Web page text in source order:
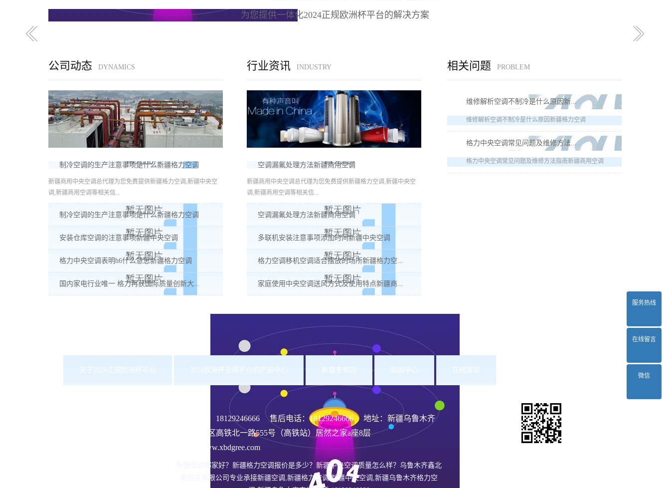
为您提供一体化2024正规欧洲杯平台的解决方案
公司动态 DYNAMICS
制冷空调的生产注意事项是什么新疆格力空调
新疆商用中央空调总代理为您免费提供新疆格力空调,新疆中央空
调,新疆商用空调等相关信...
制冷空调的生产注意事项是什么新疆格力空调
安装仓库空调的注意事项新疆中央空调
格力中央空调表明h6什么意思新疆格力空调
国内家电行业唯一 格力再获国际质量创新大...
行业资讯 INDUSTRY
空调漏氟处理方法新疆商用空调
新疆商用中央空调总代理为您免费提供新疆格力空调,新疆中央空
调,新疆商用空调等相关信...
空调漏氟处理方法新疆商用空调
多联机安装注意事项添加时间新疆中央空调
格力空调移机空调适合摆放的场所新疆格力空...
家庭使用中央空调送风方式及使用特点新疆商...
相关问题 PROBLEM
维修解析空调不制冷是什么原因新...
维修解析空调不制冷是什么原因新疆格力空调
格力中央空调常见问题及维修方法...
格力中央空调常见问题及维修方法指南新疆商用空调
关于2024正规欧洲杯平台 2024欧洲杯正规平台的产品中心 新疆专卖店 新闻中心 在线留言
18129246666 售后电话：18129246666 地址：新疆乌鲁木齐
沙依巴克区高铁北一路555号（高铁站）居然之家a座8层
网址：www.xbdgree.com
新疆空调哪家好？新疆格力空调报价是多少？新疆中央空调质量怎么样？乌鲁木齐鑫北
鼎贸易有限公司专业承接新疆空调,新疆格力空调,新疆中央空调,新疆乌鲁木齐格力空
服务热线
在线留言
微信